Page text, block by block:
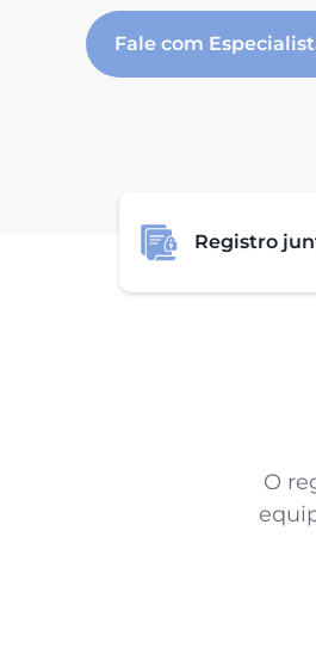
Fale com
Registro
O